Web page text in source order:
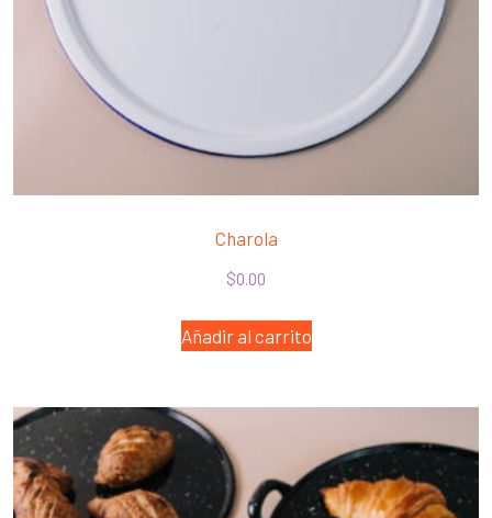
Charola
$0.00
Añadir al carrito